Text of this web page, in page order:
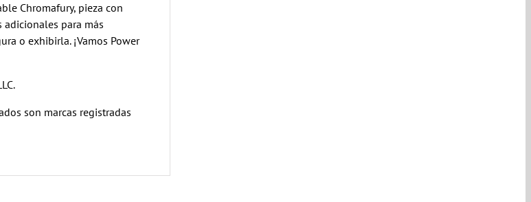
Chromafury, pieza con
adicionales para más
o exhibirla. ¡Vamos Power
son marcas registradas